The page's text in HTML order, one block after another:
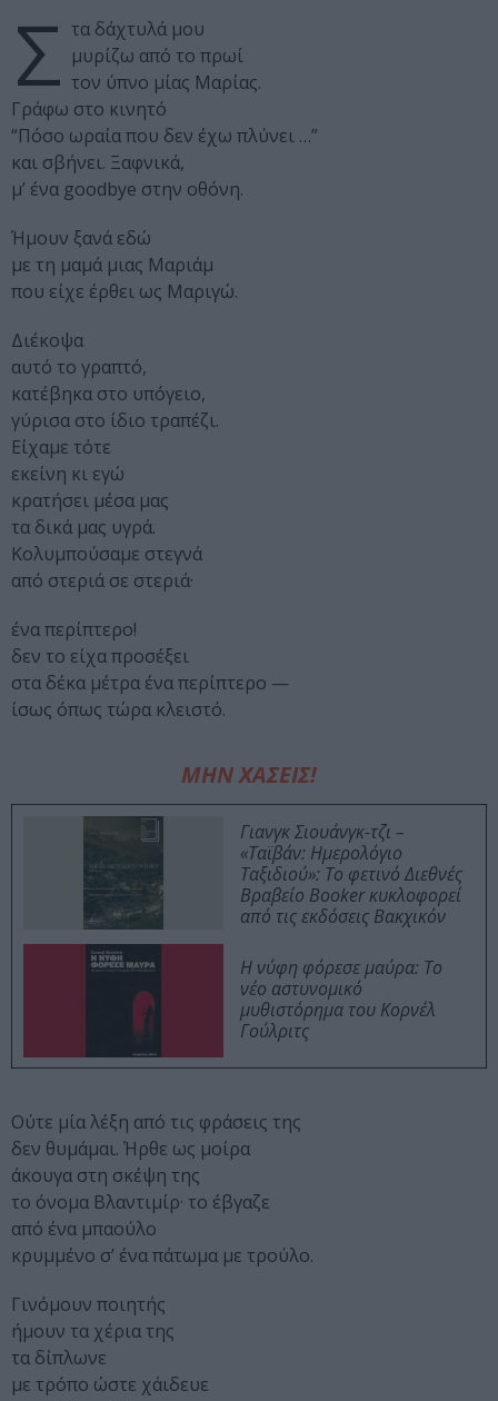
Σ τα δάχτυλά μου
μυρίζω από το πρωί
τον ύπνο μίας Μαρίας.
Γράφω στο κινητό
“Πόσο ωραία που δεν έχω πλύνει …”
και σβήνει. Ξαφνικά,
μ’ ένα goodbye στην οθόνη.
Ήμουν ξανά εδώ
με τη μαμά μιας Μαριάμ
που είχε έρθει ως Μαριγώ.
Διέκοψα
αυτό το γραπτό,
κατέβηκα στο υπόγειο,
γύρισα στο ίδιο τραπέζι.
Είχαμε τότε
εκείνη κι εγώ
κρατήσει μέσα μας
τα δικά μας υγρά.
Κολυμπούσαμε στεγνά
από στεριά σε στεριά·
ένα περίπτερο!
δεν το είχα προσέξει
στα δέκα μέτρα ένα περίπτερο —
ίσως όπως τώρα κλειστό.
ΜΗΝ ΧΑΣΕΙΣ!
Γιανγκ Σιουάνγκ-τζι –
«Ταϊβάν: Ημερολόγιο
Ταξιδιού»: Το φετινό Διεθνές
Βραβείο Booker κυκλοφορεί
από τις εκδόσεις Βακχικόν
Η νύφη φόρεσε μαύρα: Το
νέο αστυνομικό
μυθιστόρημα του Κορνέλ
Γούλριτς
Ούτε μία λέξη από τις φράσεις της
δεν θυμάμαι. Ήρθε ως μοίρα
άκουγα στη σκέψη της
το όνομα Βλαντιμίρ· το έβγαζε
από ένα μπαούλο
κρυμμένο σ’ ένα πάτωμα με τρούλο.
Γινόμουν ποιητής
ήμουν τα χέρια της
τα δίπλωνε
με τρόπο ώστε χάιδευε